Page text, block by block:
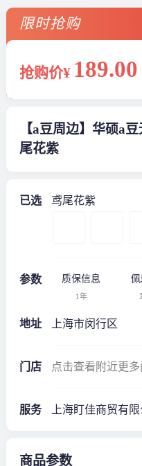
限时抢购
抢购价¥ 189.00
【a豆周边】华硕a
尾花紫
已选 鸢尾花紫
参数 质保信息
1年
地址 上海市闵行区
门店 点击查看附近更多
服务 上海盯佳商贸有
商品参数